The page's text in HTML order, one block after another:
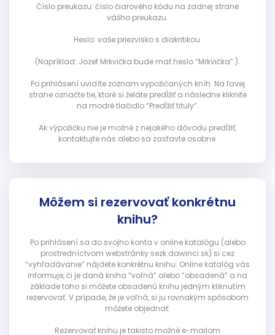
Číslo preukazu: číslo čiarového kódu na zadnej strane
vášho preukazu.
Heslo: vaše priezvisko s diakritikou.
(Napríklad: Jozef Mrkvička bude mať heslo “Mrkvička”.).
Po prihlásení uvidíte zoznam vypožičaných kníh. Na ľavej
strane označte tie, ktoré si želáte predĺžiť a následne kliknite
na modré tlačidlo “Predĺžiť tituly”.
Ak výpožičku nie je možné z nejakého dôvodu predĺžiť,
kontaktujte nás alebo sa zastavte osobne.
Môžem si rezervovať konkrétnu
knihu?
Po prihlásení sa do svojho konta v online katalógu (alebo
prostredníctvom webstránky sezk.dawinci.sk) si cez
“vyhľadávanie” nájdete konkrétnu knihu. Online katalóg vás
informuje, či je daná kniha “voľná” alebo “obsadená” a na
základe toho si môžete obsadenú knihu jedným kliknutím
rezervovať. V prípade, že je voľná, si ju rovnakým spôsobom
môžete objednať.
Rezervovať knihu je takisto možné e-mailom